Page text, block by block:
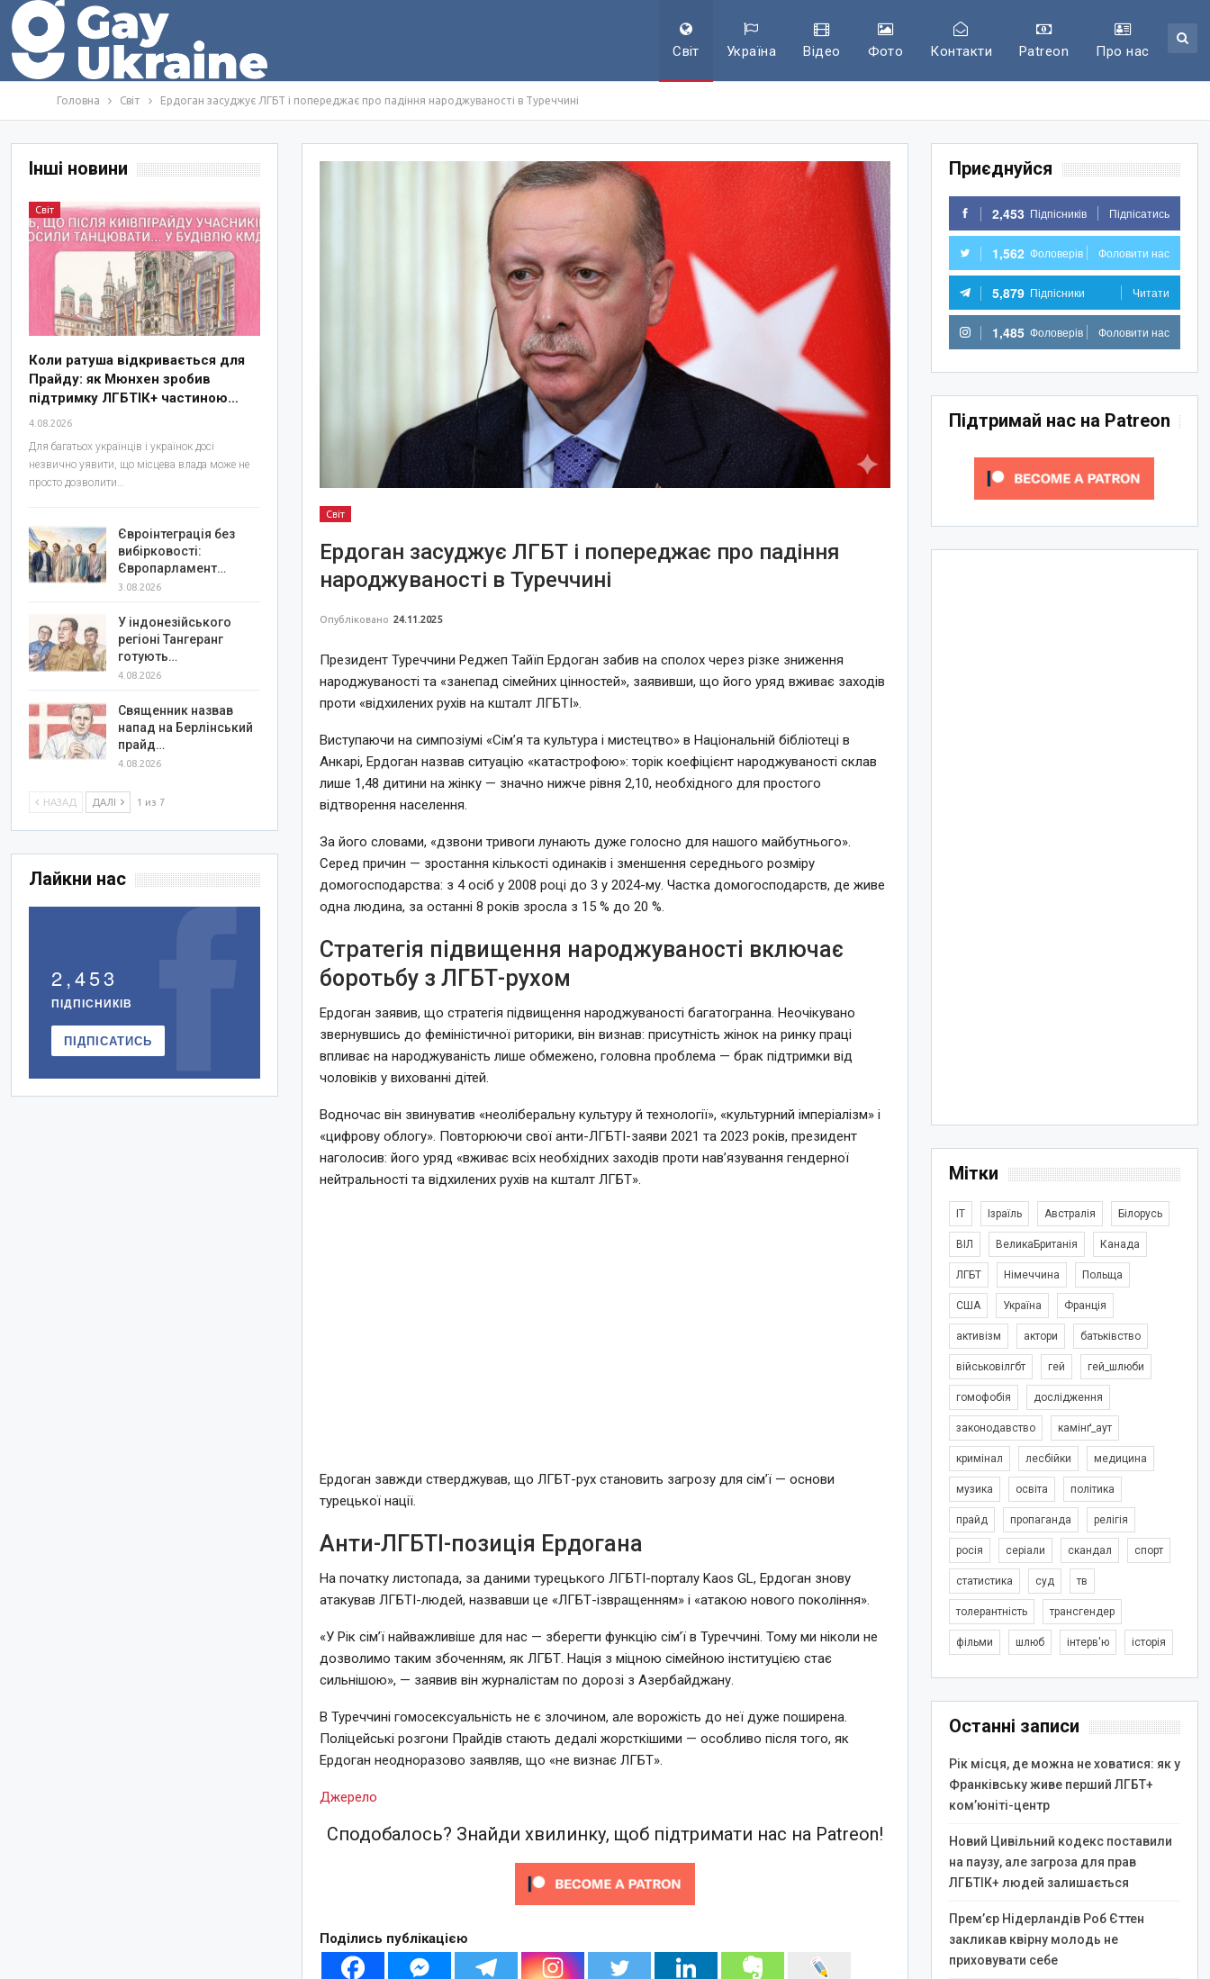
Світ Україна Відео Фото Контакти Patreon Про нас
Головна Світ Ердоган засуджує ЛГБТ і попереджає про падіння народжуваності в Туреччині
Світ
Ердоган засуджує ЛГБТ і попереджає про падіння
народжуваності в Туреччині
Опубліковано 24.11.2025
Президент Туреччини Реджеп Тайїп Ердоган забив на сполох через різке зниження
народжуваності та «занепад сімейних цінностей», заявивши, що його уряд вживає заходів
проти «відхилених рухів на кшталт ЛГБТІ».
Виступаючи на симпозіумі «Сім’я та культура і мистецтво» в Національній бібліотеці в
Анкарі, Ердоган назвав ситуацію «катастрофою»: торік коефіцієнт народжуваності склав
лише 1,48 дитини на жінку — значно нижче рівня 2,10, необхідного для простого
відтворення населення.
За його словами, «дзвони тривоги лунають дуже голосно для нашого майбутнього».
Серед причин — зростання кількості одинаків і зменшення середнього розміру
домогосподарства: з 4 осіб у 2008 році до 3 у 2024-му. Частка домогосподарств, де живе
одна людина, за останні 8 років зросла з 15 % до 20 %.
Стратегія підвищення народжуваності включає
боротьбу з ЛГБТ-рухом
Ердоган заявив, що стратегія підвищення народжуваності багатогранна. Неочікувано
звернувшись до феміністичної риторики, він визнав: присутність жінок на ринку праці
впливає на народжуваність лише обмежено, головна проблема — брак підтримки від
чоловіків у вихованні дітей.
Водночас він звинуватив «неоліберальну культуру й технології», «культурний імперіалізм» і
«цифрову облогу». Повторюючи свої анти-ЛГБТІ-заяви 2021 та 2023 років, президент
наголосив: його уряд «вживає всіх необхідних заходів проти нав’язування гендерної
нейтральності та відхилених рухів на кшталт ЛГБТ».
Ердоган завжди стверджував, що ЛГБТ-рух становить загрозу для сім’ї — основи
турецької нації.
Анти-ЛГБТІ-позиція Ердогана
На початку листопада, за даними турецького ЛГБТІ-порталу Kaos GL, Ердоган знову
атакував ЛГБТІ-людей, назвавши це «ЛГБТ-ізвращенням» і «атакою нового покоління».
«У Рік сім’ї найважливіше для нас — зберегти функцію сім’ї в Туреччині. Тому ми ніколи не
дозволимо таким збоченням, як ЛГБТ. Нація з міцною сімейною інституцією стає
сильнішою», — заявив він журналістам по дорозі з Азербайджану.
В Туреччині гомосексуальність не є злочином, але ворожість до неї дуже поширена.
Поліцейські розгони Прайдів стають дедалі жорсткішими — особливо після того, як
Ердоган неодноразово заявляв, що «не визнає ЛГБТ».
Джерело
Сподобалось? Знайди хвилинку, щоб підтримати нас на Patreon!
Поділись публікацією
Приєднуйся
2,453 Підпісників Підпісатись
1,562 Фоловерів Фоловити нас
5,879 Підпісники Читати
1,485 Фоловерів Фоловити нас
Підтримай нас на Patreon
Мітки
IT Ізраїль Австралія Білорусь
ВІЛ ВеликаБританія Канада
ЛГБТ Німеччина Польща
США Україна Франція
активізм актори батьківство
військовілгбт гей гей_шлюби
гомофобія дослідження
законодавство камінґ_аут
кримінал лесбійки медицина
музика освіта політика
прайд пропаганда релігія
росія серіали скандал спорт
статистика суд тв
толерантність трансгендер
фільми шлюб інтерв'ю історія
Останні записи
Рік місця, де можна не ховатися: як у
Франківську живе перший ЛГБТ+
ком’юніті-центр
Новий Цивільний кодекс поставили
на паузу, але загроза для прав
ЛГБТІК+ людей залишається
Прем’єр Нідерландів Роб Єттен
закликав квірну молодь не
приховувати себе
Інші новини
Світ
Коли ратуша відкривається для
Прайду: як Мюнхен зробив
підтримку ЛГБТІК+ частиною…
4.08.2026
Для багатьох українців і українок досі
незвично уявити, що місцева влада може не
просто дозволити…
Євроінтеграція без
вибірковості:
Європарламент…
3.08.2026
У індонезійського
регіоні Тангеранг
готують…
4.08.2026
Священник назвав
напад на Берлінський
прайд…
4.08.2026
НАЗАД ДАЛІ 1 из 7
Лайкни нас
2,453
ПІДПІСНИКІВ
ПІДПІСАТИСЬ